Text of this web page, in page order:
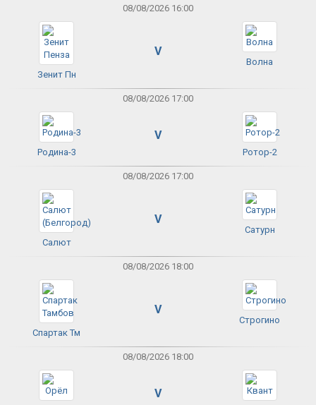
08/08/2026 16:00
Зенит Пн
V
Волна
08/08/2026 17:00
Родина-3
V
Ротор-2
08/08/2026 17:00
Салют
V
Сатурн
08/08/2026 18:00
Спартак Тм
V
Строгино
08/08/2026 18:00
V